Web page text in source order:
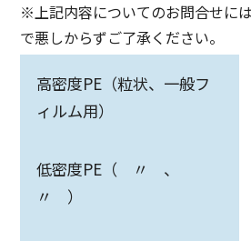
※上記内容についてのお問合せに
で悪しからずご了承ください。
高密度PE（粒状、一般フ
ィルム用）
低密度PE（ 〃 、
〃 ）